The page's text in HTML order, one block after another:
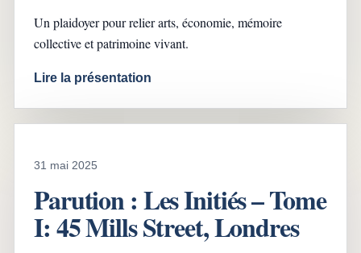
Un plaidoyer pour relier arts, économie, mémoire
collective et patrimoine vivant.
Lire la présentation
31 mai 2025
Parution : Les Initiés – Tome
I: 45 Mills Street, Londres